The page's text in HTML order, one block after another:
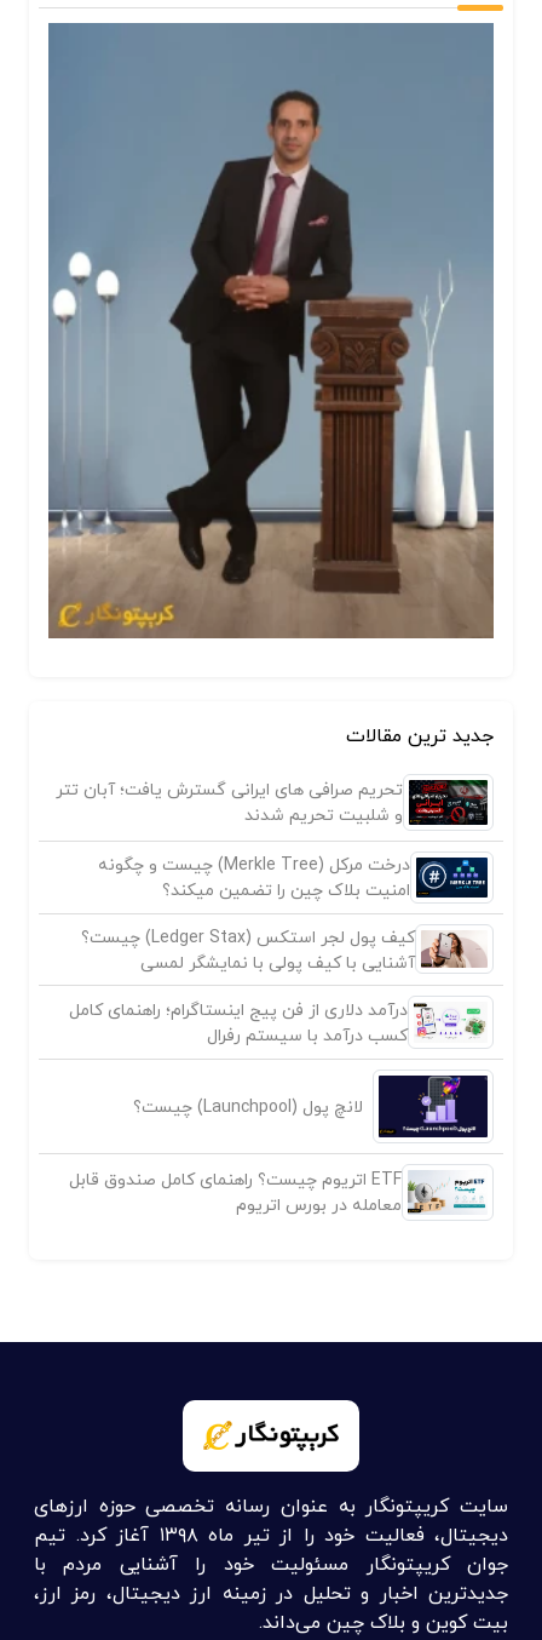
جدید ترین مقالات
تحریم صرافی های ایرانی گسترش یافت؛ آبان تتر
و شلبیت تحریم شدند
درخت مرکل (Merkle Tree) چیست و چگونه
امنیت بلاک چین را تضمین میکند؟
کیف پول لجر استکس (Ledger Stax) چیست؟
آشنایی با کیف پولی با نمایشگر لمسی
درآمد دلاری از فن پیج اینستاگرام؛ راهنمای کامل
کسب درآمد با سیستم رفرال
لانچ پول (Launchpool) چیست؟
ETF اتریوم چیست؟ راهنمای کامل صندوق قابل
معامله در بورس اتریوم
سایت کریپتونگار به عنوان رسانه تخصصی حوزه ارزهای
دیجیتال، فعالیت خود را از تیر ماه ۱۳۹۸ آغاز کرد. تیم
جوان کریپتونگار مسئولیت خود را آشنایی مردم با
جدیدترین اخبار و تحلیل در زمینه ارز دیجیتال، رمز ارز،
بیت کوین و بلاک چین می‌داند.